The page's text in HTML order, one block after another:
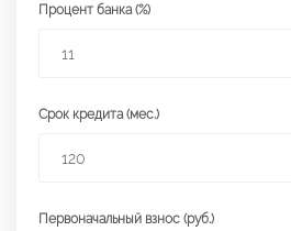
Процент банка (%)
Срок кредита (мес.)
Первоначальный взнос (руб.)